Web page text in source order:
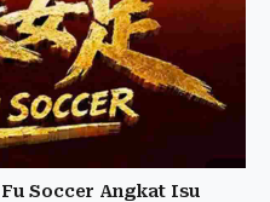
Soccer Angkat Isu